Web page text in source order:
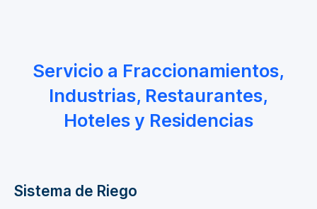
Servicio a Fraccionamientos,
Industrias, Restaurantes,
Hoteles y Residencias
Sistema de Riego